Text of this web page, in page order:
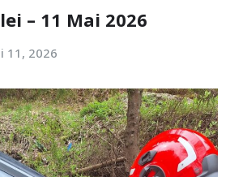
– 11 Mai 2026
11, 2026